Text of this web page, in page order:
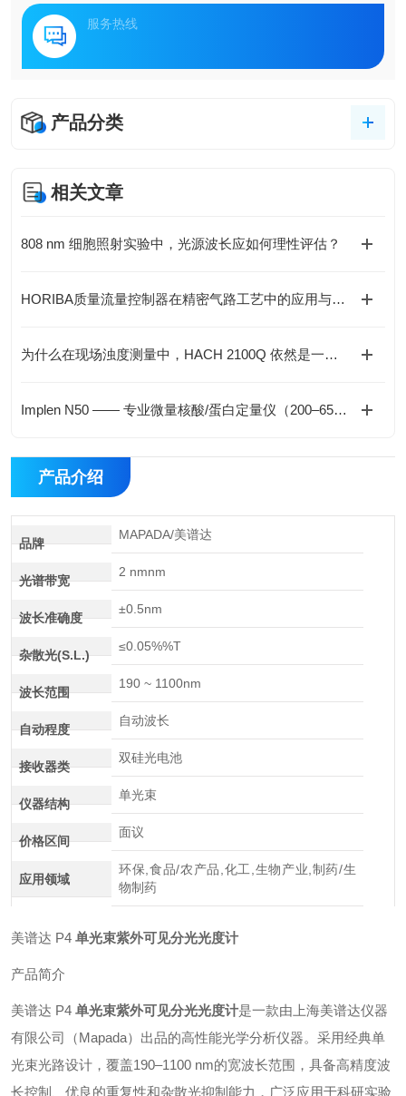
服务热线
产品分类
相关文章
808 nm 细胞照射实验中，光源波长应如何理性评估？
HORIBA质量流量控制器在精密气路工艺中的应用与价值
为什么在现场浊度测量中，HACH 2100Q 依然是一个“稳妥选择”？
Implen N50 —— 专业微量核酸/蛋白定量仪（200–650 nm 全光谱）
产品介绍
品牌
MAPADA/美谱达
光谱带宽
2 nmnm
波长准确度
±0.5nm
杂散光(S.L.)
≤0.05%%T
波长范围
190 ~ 1100nm
自动程度
自动波长
接收器类
双硅光电池
仪器结构
单光束
价格区间
面议
应用领域
环保,食品/农产品,化工,生物产业,制药/生
物制药
美谱达 P4 单光束紫外可见分光光度计
产品简介
美谱达 P4 单光束紫外可见分光光度计是一款由上海美谱达仪器
有限公司（Mapada）出品的高性能光学分析仪器。采用经典单
光束光路设计，覆盖190–1100 nm的宽波长范围，具备高精度波
长控制、优良的重复性和杂散光抑制能力，广泛应用于科研实验